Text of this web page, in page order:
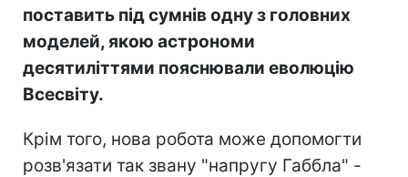
поставить під сумнів одну з головних
моделей, якою астрономи
десятиліттями пояснювали еволюцію
Всесвіту.
Крім того, нова робота може допомогти
розв'язати так звану "напругу Габбла" -